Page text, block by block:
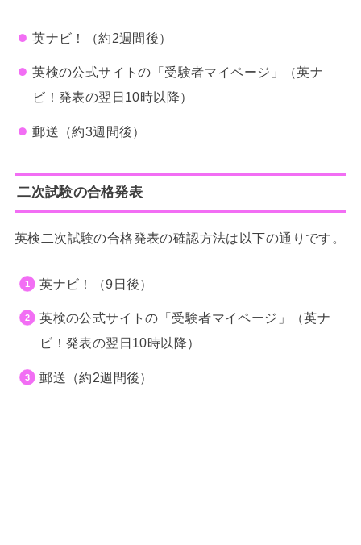
英ナビ！（約2週間後）
英検の公式サイトの「受験者マイページ」（英ナ
ビ！発表の翌日10時以降）
郵送（約3週間後）
二次試験の合格発表
英検二次試験の合格発表の確認方法は以下の通りです。
英ナビ！（9日後）
英検の公式サイトの「受験者マイページ」（英ナ
ビ！発表の翌日10時以降）
郵送（約2週間後）